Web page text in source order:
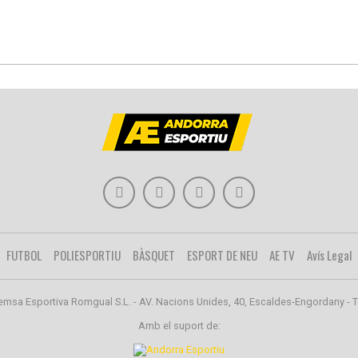
FUTBOL POLIESPORTIU BÀSQUET ESPORT DE NEU AE TV Avís Legal
Esportiva Romgual S.L. - AV. Nacions Unides, 40, Escaldes-Engordany -
Amb el suport de: